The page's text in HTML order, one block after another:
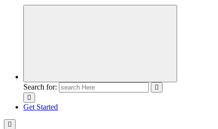
Search for:
Get Started